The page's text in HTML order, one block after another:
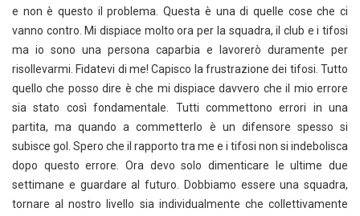
e non è questo il problema. Questa è una di quelle cose che ci
vanno contro. Mi dispiace molto ora per la squadra, il club e i tifosi
ma io sono una persona caparbia e lavorerò duramente per
risollevarmi. Fidatevi di me! Capisco la frustrazione dei tifosi. Tutto
quello che posso dire è che mi dispiace davvero che il mio errore
sia stato così fondamentale. Tutti commettono errori in una
partita, ma quando a commetterlo è un difensore spesso si
subisce gol. Spero che il rapporto tra me e i tifosi non si indebolisca
dopo questo errore. Ora devo solo dimenticare le ultime due
settimane e guardare al futuro. Dobbiamo essere una squadra,
tornare al nostro livello sia individualmente che collettivamente